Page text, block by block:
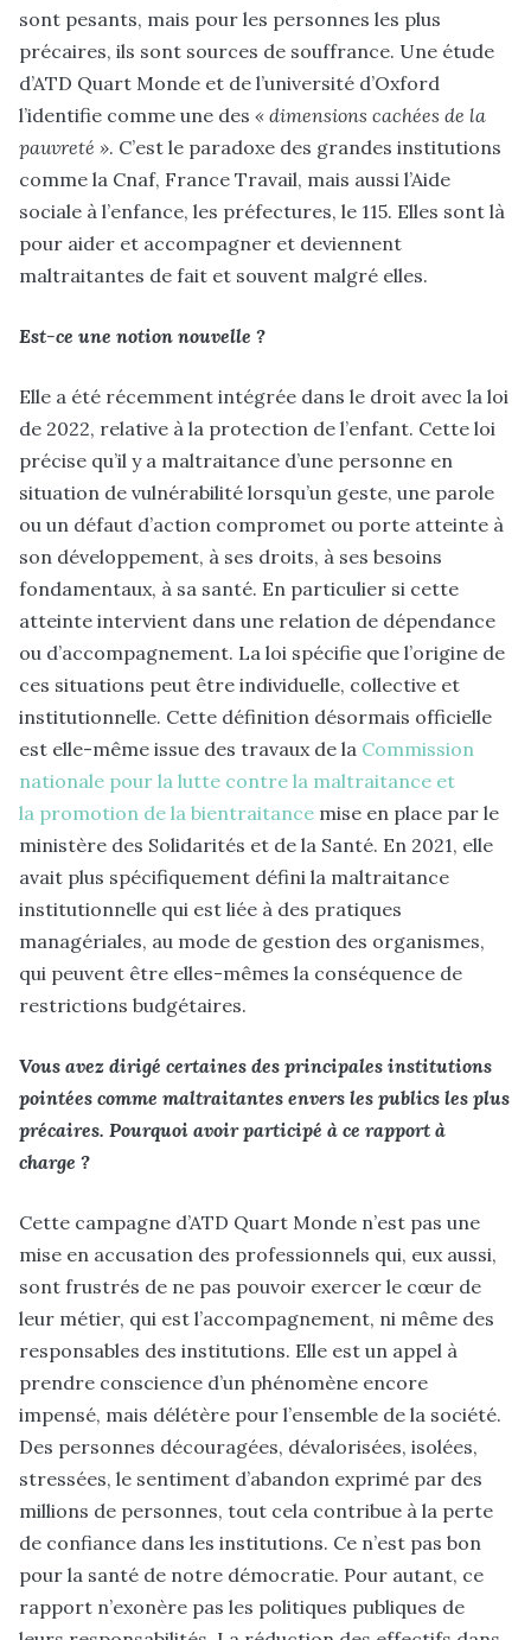
sont pesants, mais pour les personnes les plus
précaires, ils sont sources de souffrance. Une étude
d’ATD Quart Monde et de l’université d’Oxford
l’identifie comme une des « dimensions cachées de la
pauvreté ». C’est le paradoxe des grandes institutions
comme la Cnaf, France Travail, mais aussi l’Aide
sociale à l’enfance, les préfectures, le 115. Elles sont là
pour aider et accompagner et deviennent
maltraitantes de fait et souvent malgré elles.
Est-ce une notion nouvelle ?
Elle a été récemment intégrée dans le droit avec la loi
de 2022, relative à la protection de l’enfant. Cette loi
précise qu’il y a maltraitance d’une personne en
situation de vulnérabilité lorsqu’un geste, une parole
ou un défaut d’action compromet ou porte atteinte à
son développement, à ses droits, à ses besoins
fondamentaux, à sa santé. En particulier si cette
atteinte intervient dans une relation de dépendance
ou d’accompagnement. La loi spécifie que l’origine de
ces situations peut être individuelle, collective et
institutionnelle. Cette définition désormais officielle
est elle-même issue des travaux de la Commission
nationale pour la lutte contre la maltraitance et
la promotion de la bientraitance mise en place par le
ministère des Solidarités et de la Santé. En 2021, elle
avait plus spécifiquement défini la maltraitance
institutionnelle qui est liée à des pratiques
managériales, au mode de gestion des organismes,
qui peuvent être elles-mêmes la conséquence de
restrictions budgétaires.
Vous avez dirigé certaines des principales institutions
pointées comme maltraitantes envers les publics les plus
précaires. Pourquoi avoir participé à ce rapport à
charge ?
Cette campagne d’ATD Quart Monde n’est pas une
mise en accusation des professionnels qui, eux aussi,
sont frustrés de ne pas pouvoir exercer le cœur de
leur métier, qui est l’accompagnement, ni même des
responsables des institutions. Elle est un appel à
prendre conscience d’un phénomène encore
impensé, mais délétère pour l’ensemble de la société.
Des personnes découragées, dévalorisées, isolées,
stressées, le sentiment d’abandon exprimé par des
millions de personnes, tout cela contribue à la perte
de confiance dans les institutions. Ce n’est pas bon
pour la santé de notre démocratie. Pour autant, ce
rapport n’exonère pas les politiques publiques de